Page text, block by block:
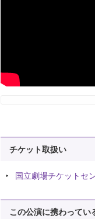
チケット取扱い
国立劇場チケットセ
この公演に携わってい